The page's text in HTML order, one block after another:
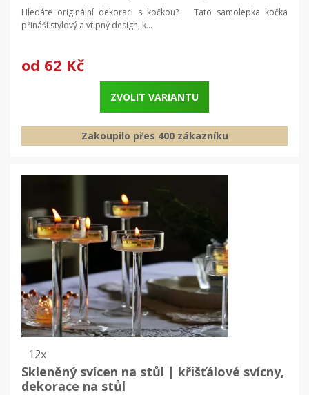
Hledáte originální dekoraci s kočkou? Tato samolepka kočka
přináší stylový a vtipný design, k...
od 62 Kč
ZVOLIT VARIANTU
Zakoupilo přes 400 zákazníku
12x
Skleněný svícen na stůl | křišťálové svícny,
dekorace na stůl